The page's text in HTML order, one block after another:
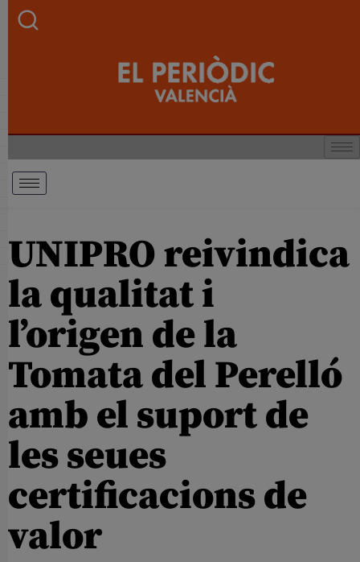
UNIPRO reivindica
la qualitat i
l’origen de la
Tomata del Perelló
amb el suport de
les seues
certificacions de
valor